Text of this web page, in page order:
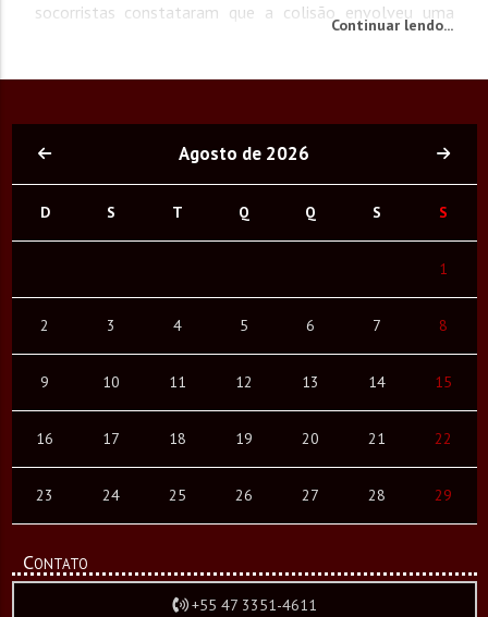
socorristas constataram que a colisão envolveu uma
que não sofreu ferimentos, e uma motocicleta Honda
encontrado...
Continuar lendo...
Agosto de 2026
D S T Q Q S S
1
2 3 4 5 6 7 8
9 10 11 12 13 14 15
16 17 18 19 20 21 22
23 24 25 26 27 28 29
Contato
+55 47 3351-4611